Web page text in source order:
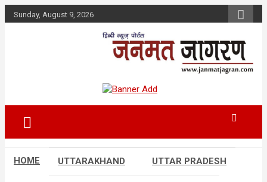
Skip
to
Sunday, August 9, 2026
HOME UTTARAKHAND UTTAR PRADESH